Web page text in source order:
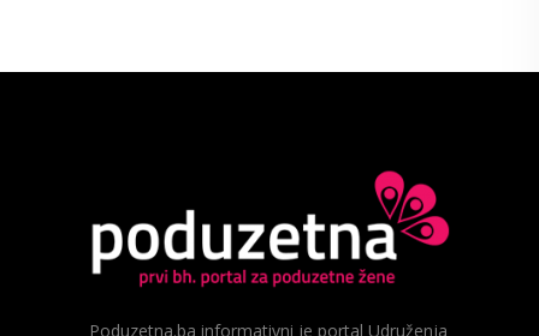
Poduzetna.ba informativni je portal Udruženja